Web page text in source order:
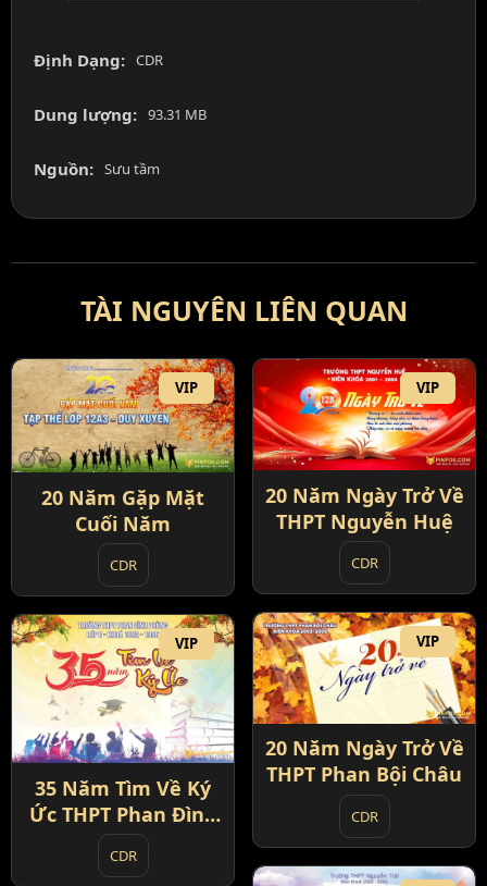
Định Dạng: CDR
Dung lượng: 93.31 MB
Nguồn: Sưu tầm
TÀI NGUYÊN LIÊN QUAN
VIP
20 Năm Gặp Mặt
Cuối Năm
CDR
VIP
20 Năm Ngày Trở Về
THPT Nguyễn Huệ
CDR
VIP
20 Năm Ngày Trở Về
THPT Phan Bội Châu
CDR
VIP
35 Năm Tìm Về Ký
Ức THPT Phan Đình
Phùng
CDR